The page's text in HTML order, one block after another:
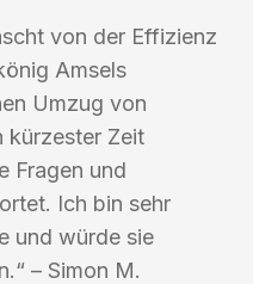
von der Effizienz
Amsels
Umzug von
kürzester Zeit
Fragen und
Ich bin sehr
und würde sie
– Simon M.